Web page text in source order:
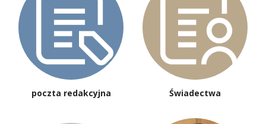
poczta redakcyjna Świadectwa